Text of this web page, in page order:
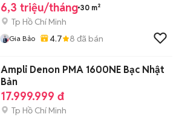
6,3 triệu/tháng 30 m²
Tp Hồ Chí Minh
Gia Bảo 4.7 8 đã bán
Ampli Denon PMA 1600NE Bạc Nhật
Bản
17.999.999 đ
Tp Hồ Chí Minh